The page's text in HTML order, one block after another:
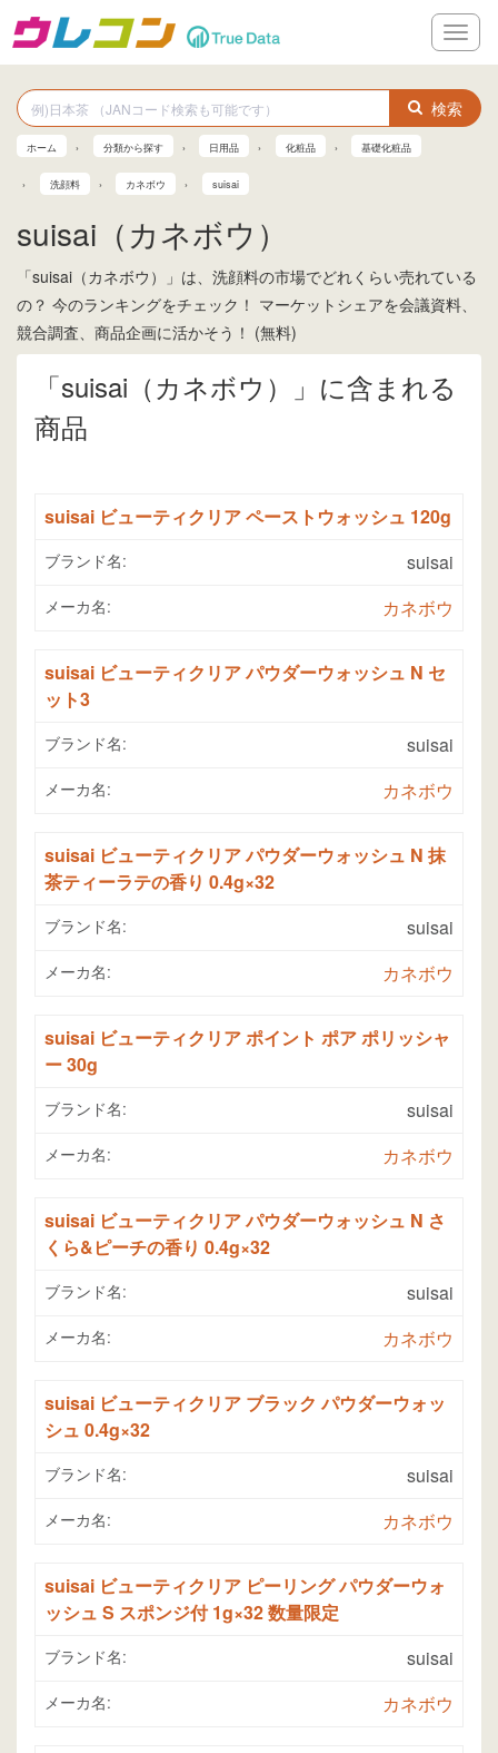
メ
ニ
ー
検索
ホーム 分類から探す 日用品 化粧品 基礎化粧品
洗顔料 カネボウ suisai
suisai（カネボウ）
「suisai（カネボウ）」は、洗顔料の市場でどれくらい売れている
の？ 今のランキングをチェック！ マーケットシェアを会議資料、
競合調査、商品企画に活かそう！ (無料)
「suisai（カネボウ）」に含まれる
商品
suisai ビューティクリア ペーストウォッシュ 120g
ブランド名: suisai
メーカ名: カネボウ
suisai ビューティクリア パウダーウォッシュ N セ
ット3
ブランド名: suisai
メーカ名: カネボウ
suisai ビューティクリア パウダーウォッシュ N 抹
茶ティーラテの香り 0.4g×32
ブランド名: suisai
メーカ名: カネボウ
suisai ビューティクリア ポイント ポア ポリッシャ
ー 30g
ブランド名: suisai
メーカ名: カネボウ
suisai ビューティクリア パウダーウォッシュ N さ
くら&ピーチの香り 0.4g×32
ブランド名: suisai
メーカ名: カネボウ
suisai ビューティクリア ブラック パウダーウォッ
シュ 0.4g×32
ブランド名: suisai
メーカ名: カネボウ
suisai ビューティクリア ピーリング パウダーウォ
ッシュ S スポンジ付 1g×32 数量限定
ブランド名: suisai
メーカ名: カネボウ